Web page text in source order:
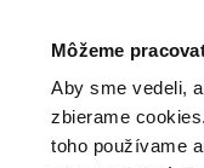
Môžeme
Aby sme vedeli,
zbierame
toho používame
Poukážky